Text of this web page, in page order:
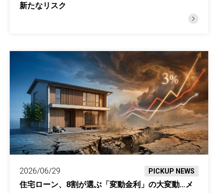
新たなリスク
2026/06/29 PICKUP NEWS
住宅ローン、8割が選ぶ「変動金利」の大変動…メ